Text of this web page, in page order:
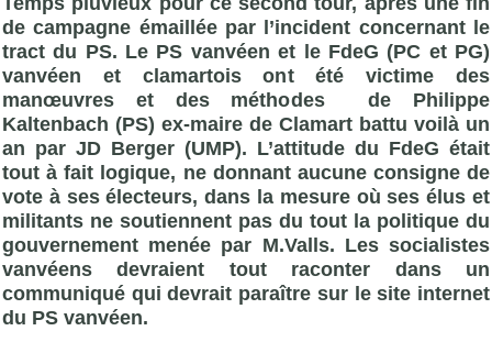
de campagne émaillée par l’incident concernant le
tract du PS. Le PS vanvéen et le FdeG (PC et PG)
vanvéen et clamartois ont été victime des
manœuvres et des méthodes de Philippe
Kaltenbach (PS) ex-maire de Clamart battu voilà un
an par JD Berger (UMP). L’attitude du FdeG était
tout à fait logique, ne donnant aucune consigne de
vote à ses électeurs, dans la mesure où ses élus et
militants ne soutiennent pas du tout la politique du
gouvernement menée par M.Valls. Les socialistes
vanvéens devraient tout raconter dans un
communiqué qui devrait paraître sur le site internet
du PS vanvéen.